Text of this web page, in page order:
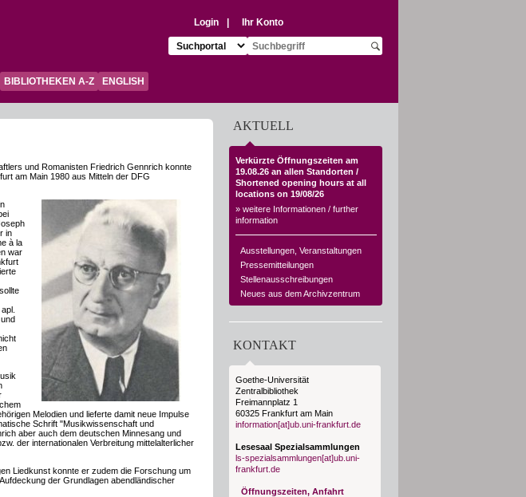
Login
Ihr Konto
Suchziel auswählen:Suchbegriff eingeben:
Suche starten
BIBLIOTHEKEN A-Z ENGLISH
und Romanisten Friedrich Gennrich konnte
am Main 1980 aus Mitteln der DFG
in
à la
war
Melodien und lieferte damit neue Impulse
Schrift "Musikwissenschaft und
aber auch dem deutschen Minnesang und
der internationalen Verbreitung mittelalterlicher
Liedkunst konnte er zudem die Forschung um
der Grundlagen abendländischer
AKTUELL
Verkürzte Öffnungszeiten am
19.08.26 an allen Standorten /
Shortened opening hours at all
locations on 19/08/26
» weitere Informationen / further
information
Ausstellungen, Veranstaltungen
Pressemitteilungen
Stellenausschreibungen
Neues aus dem Archivzentrum
KONTAKT
Goethe-Universität
Zentralbibliothek
Freimannplatz 1
60325 Frankfurt am Main
information[at]ub.uni-frankfurt.de
Lesesaal Spezialsammlungen
ls-spezialsammlungen[at]ub.uni-
frankfurt.de
Öffnungszeiten, Anfahrt